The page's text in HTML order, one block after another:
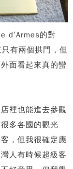
d’Armes的對
有兩個拱門，但
面看起來真的蠻
裡也能進去參觀
多各國的觀光
，但我很確定應
人有時候超級客